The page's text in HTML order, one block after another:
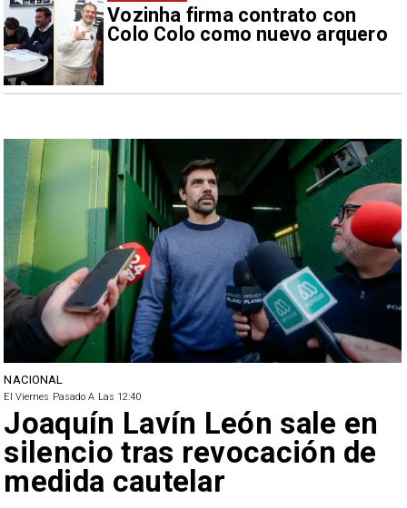
Vozinha firma contrato con
Colo Colo como nuevo arquero
NACIONAL
El Viernes Pasado A Las 12:40
Joaquín Lavín León sale en
silencio tras revocación de
medida cautelar